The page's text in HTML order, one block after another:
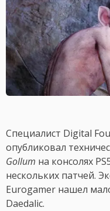
Специалист Digital
опубликовал
Gollum на консолях
нескольких патчей.
Eurogamer нашел
Daedalic.